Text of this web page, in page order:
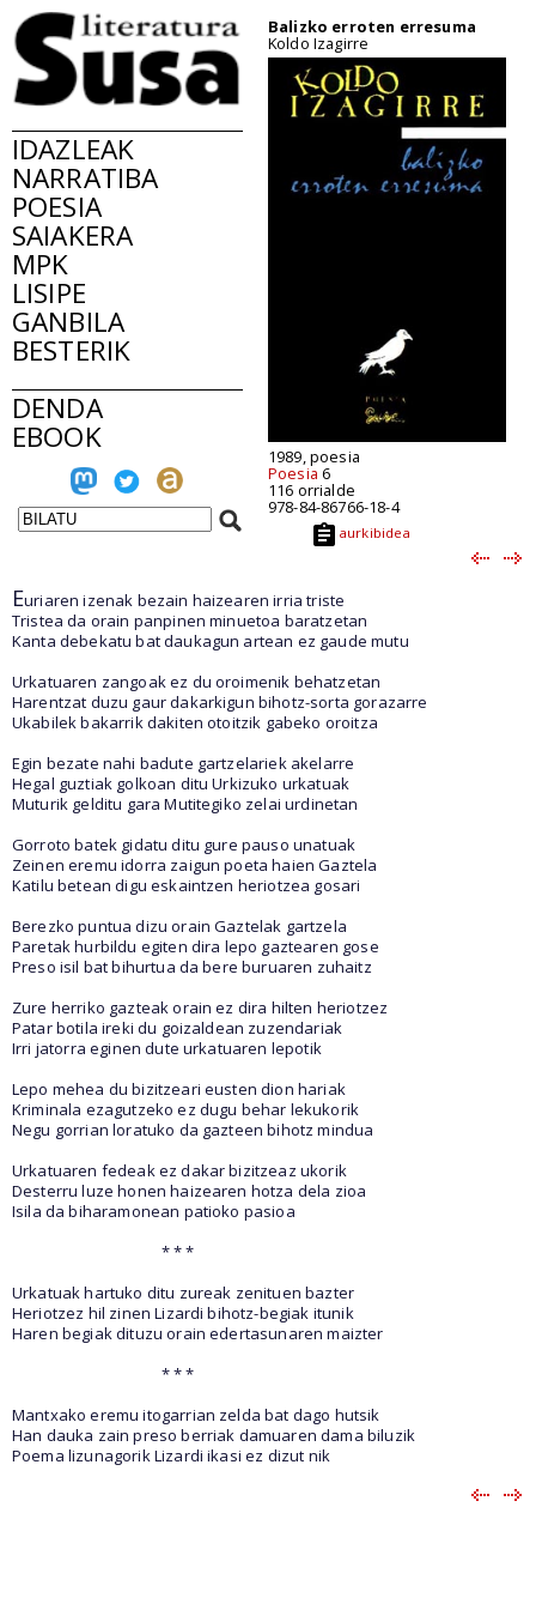
IDAZLEAK
NARRATIBA
POESIA
SAIAKERA
MPK
LISIPE
GANBILA
BESTERIK
DENDA
EBOOK
Balizko erroten erresuma
Koldo Izagirre
1989, poesia
Poesia 6
116 orrialde
978-84-86766-18-4
aurkibidea
Euriaren izenak bezain haizearen irria triste
Tristea da orain panpinen minuetoa baratzetan
Kanta debekatu bat daukagun artean ez gaude mutu
Urkatuaren zangoak ez du oroimenik behatzetan
Harentzat duzu gaur dakarkigun bihotz-sorta gorazarre
Ukabilek bakarrik dakiten otoitzik gabeko oroitza
Egin bezate nahi badute gartzelariek akelarre
Hegal guztiak golkoan ditu Urkizuko urkatuak
Muturik gelditu gara Mutitegiko zelai urdinetan
Gorroto batek gidatu ditu gure pauso unatuak
Zeinen eremu idorra zaigun poeta haien Gaztela
Katilu betean digu eskaintzen heriotzea gosari
Berezko puntua dizu orain Gaztelak gartzela
Paretak hurbildu egiten dira lepo gaztearen gose
Preso isil bat bihurtua da bere buruaren zuhaitz
Zure herriko gazteak orain ez dira hilten heriotzez
Patar botila ireki du goizaldean zuzendariak
Irri jatorra eginen dute urkatuaren lepotik
Lepo mehea du bizitzeari eusten dion hariak
Kriminala ezagutzeko ez dugu behar lekukorik
Negu gorrian loratuko da gazteen bihotz mindua
Urkatuaren fedeak ez dakar bizitzeaz ukorik
Desterru luze honen haizearen hotza dela zioa
Isila da biharamonean patioko pasioa
* * *
Urkatuak hartuko ditu zureak zenituen bazter
Heriotzez hil zinen Lizardi bihotz-begiak itunik
Haren begiak dituzu orain edertasunaren maizter
* * *
Mantxako eremu itogarrian zelda bat dago hutsik
Han dauka zain preso berriak damuaren dama biluzik
Poema lizunagorik Lizardi ikasi ez dizut nik